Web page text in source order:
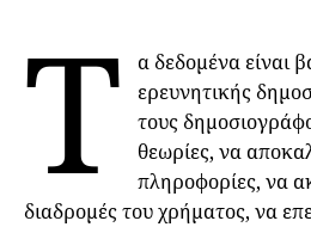
Τ
α δεδομένα είναι
ερευνητικής
τους
θεωρίες, να
πληροφορίες, να
διαδρομές του χρήματος, να